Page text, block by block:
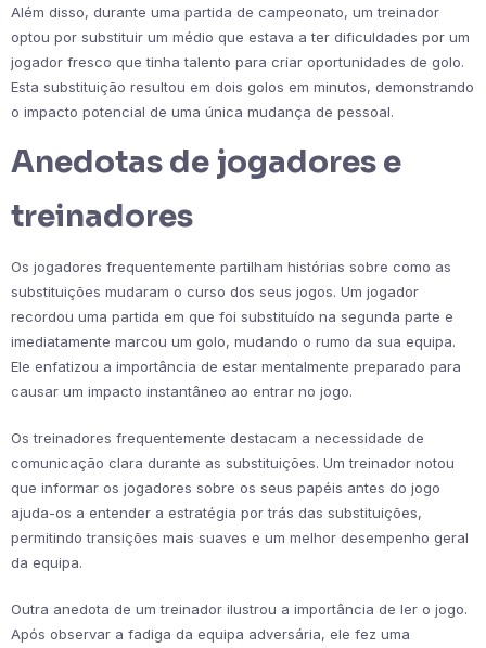
Além disso, durante uma partida de campeonato, um treinador
optou por substituir um médio que estava a ter dificuldades por um
jogador fresco que tinha talento para criar oportunidades de golo.
Esta substituição resultou em dois golos em minutos, demonstrando
o impacto potencial de uma única mudança de pessoal.
Anedotas de jogadores e
treinadores
Os jogadores frequentemente partilham histórias sobre como as
substituições mudaram o curso dos seus jogos. Um jogador
recordou uma partida em que foi substituído na segunda parte e
imediatamente marcou um golo, mudando o rumo da sua equipa.
Ele enfatizou a importância de estar mentalmente preparado para
causar um impacto instantâneo ao entrar no jogo.
Os treinadores frequentemente destacam a necessidade de
comunicação clara durante as substituições. Um treinador notou
que informar os jogadores sobre os seus papéis antes do jogo
ajuda-os a entender a estratégia por trás das substituições,
permitindo transições mais suaves e um melhor desempenho geral
da equipa.
Outra anedota de um treinador ilustrou a importância de ler o jogo.
Após observar a fadiga da equipa adversária, ele fez uma